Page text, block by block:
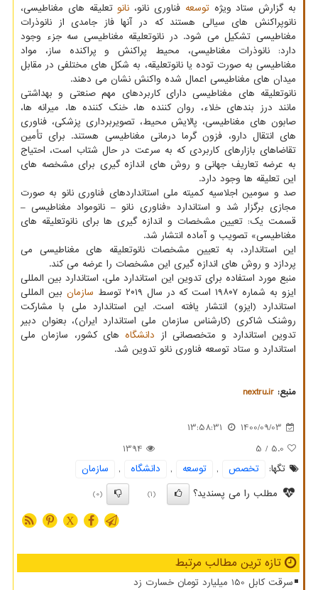
به گزارش ستاد ویژهتوسعه فناوری نانو، نانوتعلیقه های مغناطیسی،
نانوپراکنش های سیالی هستند که در آنها فاز جامدی از نانوذرات
مغناطیسی تشکیل می شود. در نانوتعلیقه مغناطیسی سه جزء وجود
دارد: نانوذرات مغناطیسی، محیط پراکنش و پراکنده ساز، مواد
مغناطیسی به صورت توده یا نانوتعلیقه، به شکل های مختلفی در مقابل
میدان های مغناطیسی اعمال شده واکنش نشان می دهند.
نانوتعلیقه های مغناطیسی دارای کاربردهای مهم صنعتی و بهداشتی
مانند درز بندهای خلاء، روان کننده ها، خنک کننده ها، میرانه ها،
صابون های مغناطیسی، پالایش محیط، تصویربرداری پزشکی، فناوری
های انتقال دارو، فزون گرما درمانی مغناطیسی هستند. برای تأمین
تقاضاهای بازارهای کاربردی که به سرعت در حال شتاب است، احتیاج
به عرضه تعاریف جهانی و روش های اندازه گیری برای مشخصه های
این تعلیقه ها وجود دارد.
صد و سومین اجلاسیه کمیته ملی استانداردهای فناوری نانو به صورت
مجازی برگزار شد و استاندارد «فناوری نانو – نانومواد مغناطیسی –
قسمت یک: تعیین مشخصات و اندازه گیری ها برای نانوتعلیقه های
مغناطیسی» تصویب و آماده انتشار شد.
این استاندارد، به تعیین مشخصات نانوتعلیقه های مغناطیسی می
پردازد و روش های اندازه گیری این مشخصات را عرضه می کند.
منبع مورد استفاده برای تدوین این استاندارد ملی، استاندارد بین المللی
ایزو به شماره ۱۹۸۰۷ است که در سال ۲۰۱۹ توسط
سازمان بین المللی
استاندارد (ایزو) انتشار یافته است. این استاندارد ملی با مشارکت
روشنک شاکری (کارشناس سازمان ملی استاندارد ایران)، بعنوان دبیر
تدوین استاندارد و متخصصانی از دانشگاه های کشور، سازمان ملی
استاندارد و ستاد توسعه فناوری نانو تدوین شد.
منبع: nextru.ir
1400/09/03
13:58:31
5.0
/ 5
1394
تگها:
تخصص , توسعه , دانشگاه ,
سازمان
مطلب را می پسندید؟
(1)
(0)
X
تازه ترین مطالب مرتبط
سرقت کابل 150 میلیارد تومان خسارت زد